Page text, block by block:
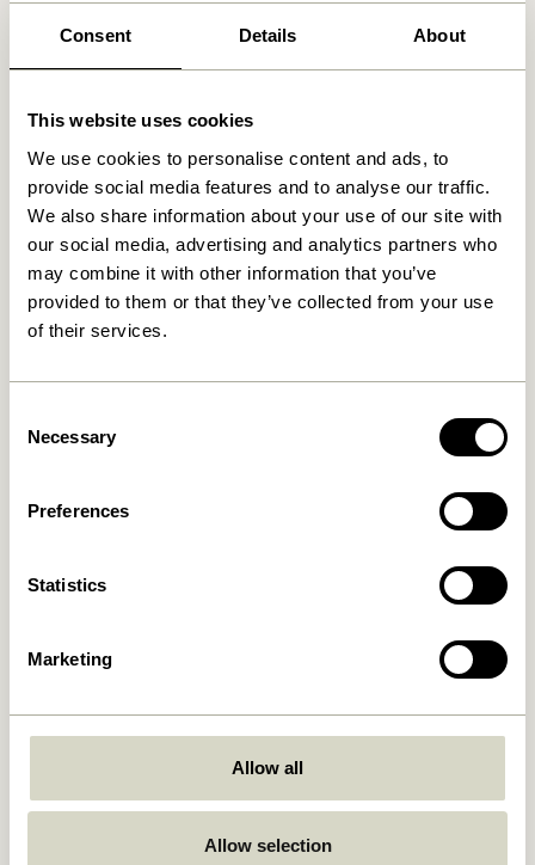
Consent Details About
This website uses cookies
We use cookies to personalise content and ads, to
provide social media features and to analyse our traffic.
We also share information about your use of our site with
our social media, advertising and analytics partners who
may combine it with other information that you’ve
provided to them or that they’ve collected from your use
of their services.
Selection
Necessary
Preferences
Statistics
Marketing
Allow all
Allow selection
1.349,00kr.